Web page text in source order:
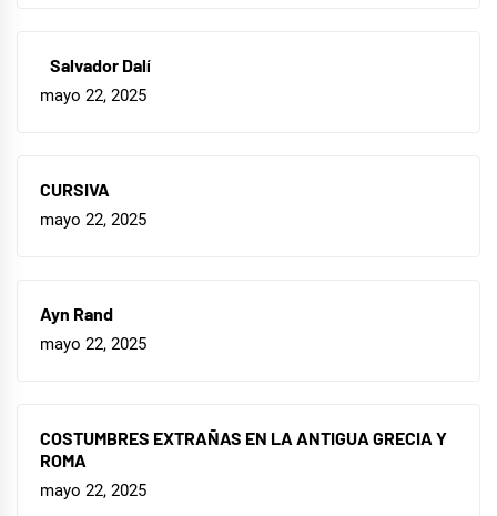
Salvador Dalí
mayo 22, 2025
CURSIVA
mayo 22, 2025
Ayn Rand
mayo 22, 2025
COSTUMBRES EXTRAÑAS EN LA ANTIGUA GRECIA Y
ROMA
mayo 22, 2025